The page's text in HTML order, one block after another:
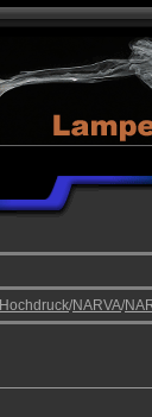
Hochdruck/NARVA/